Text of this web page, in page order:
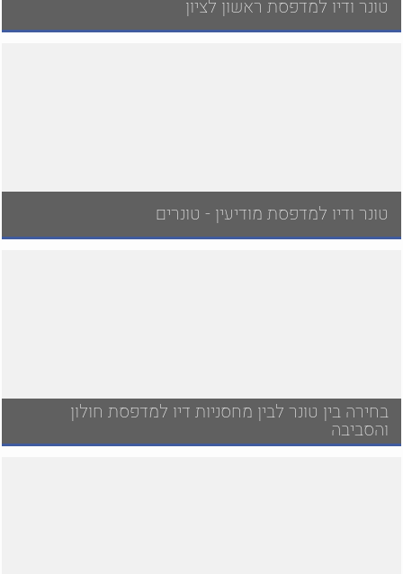
טונר ודיו למדפסת ראשון לציון
טונר ודיו למדפסת מודיעין - טונרים
בחירה בין טונר לבין מחסניות דיו למדפסת חולון
והסביבה